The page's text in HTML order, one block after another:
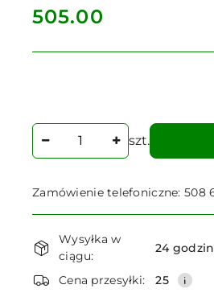
cena:
505.00
Ilość
szt.
Zamówienie telefoniczne: 508
Dostępność
i
dostawa
Wysyłka w
ciągu:
24
Cena przesyłki: 25